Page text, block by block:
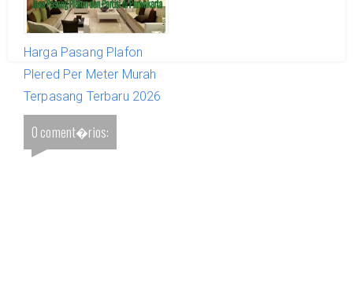
Harga Pasang Plafon
Plered Per Meter Murah
Terpasang Terbaru 2026
0 coment�rios: